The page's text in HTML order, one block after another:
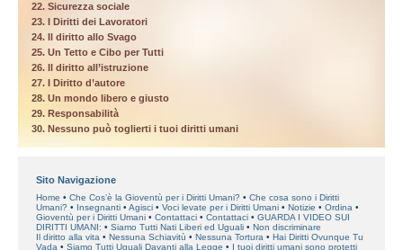
22. Sicurezza sociale
23. I Diritti dei Lavoratori
24. Il diritto allo Svago
25. Un Tetto e Cibo per Tutti
26. Il diritto all’istruzione
27. I Diritto d’autore
28. Un mondo libero e giusto
29. Responsabilità
30. Nessuno può toglierti i tuoi diritti umani
Sito Navigazione
Home Che Cos’è la Gioventù per i Diritti Umani?
Che cosa sono i Diritti
Umani?
Insegnanti Agisci Voci levate per i Diritti Umani Notizie
Ordina
Gioventù per i Diritti Umani
Contattaci Contattaci
GUARDA I VIDEO SUI
DIRITTI UMANI:
Siamo Tutti Nati Liberi ed Uguali
Non discriminare
Il diritto alla vita
Nessuna Schiavitù Nessuna Tortura
Hai Diritti Ovunque Tu
Vada
Siamo Tutti Uguali Davanti alla Legge I tuoi diritti umani sono protetti